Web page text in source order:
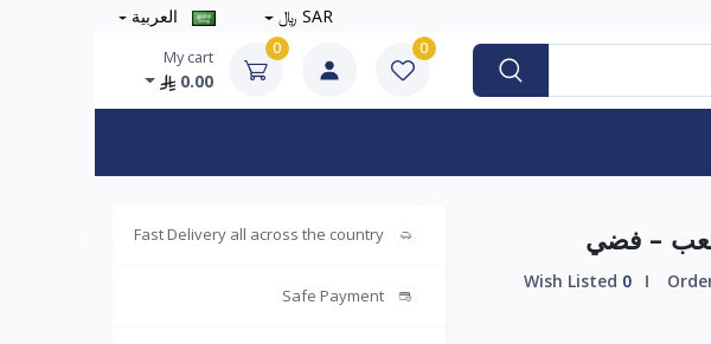
SAR ﷼ العربية
0
0
My cart
0.00
0
Fast Delivery all across the country
Safe Payment